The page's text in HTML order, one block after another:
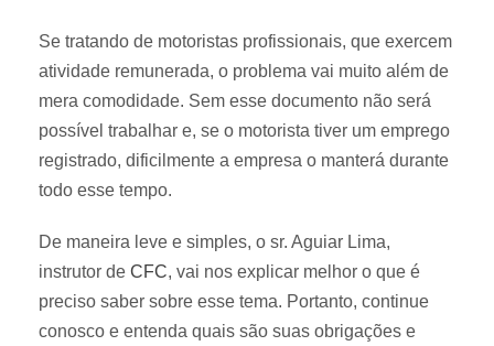
Se tratando de motoristas profissionais, que exercem
atividade remunerada, o problema vai muito além de
mera comodidade. Sem esse documento não será
possível trabalhar e, se o motorista tiver um emprego
registrado, dificilmente a empresa o manterá durante
todo esse tempo.
De maneira leve e simples, o sr. Aguiar Lima,
instrutor de CFC, vai nos explicar melhor o que é
preciso saber sobre esse tema. Portanto, continue
conosco e entenda quais são suas obrigações e